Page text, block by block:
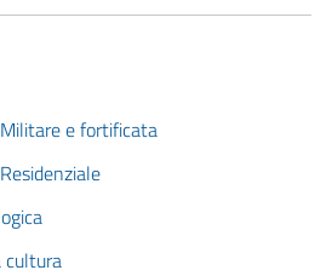
e fortificata
cultura